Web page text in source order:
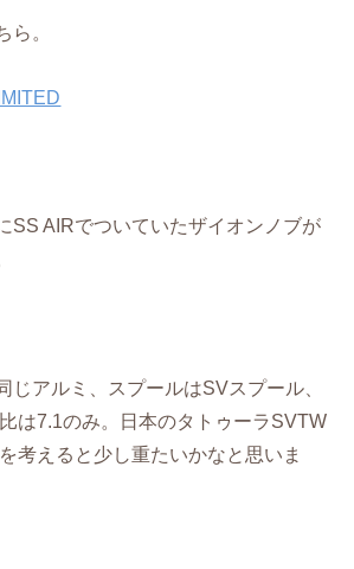
ら。
SS AIRでついていたザイオンノブが
じアルミ、スプールはSVスプール、
は7.1のみ。日本のタトゥーラSVTW
考えると少し重たいかなと思いま